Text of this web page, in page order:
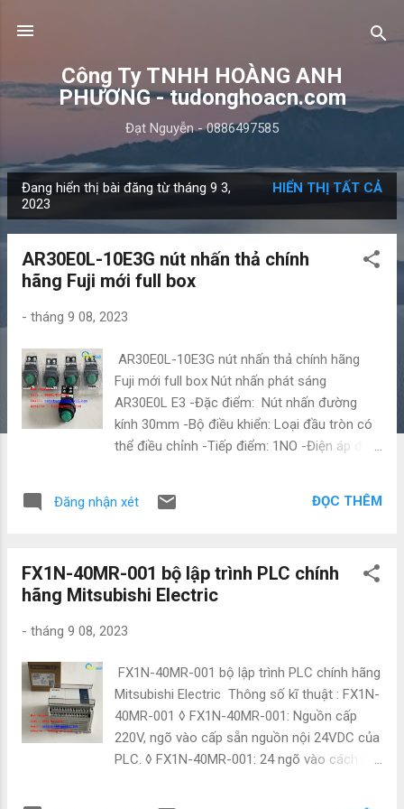
Công Ty TNHH HOÀNG ANH
PHƯƠNG - tudonghoacn.com
Đạt Nguyễn - 0886497585
à
Đang hiển thị bài đăng từ tháng 9 3,
2023
HIỂN THỊ TẤT CẢ
AR30E0L-10E3G nút nhấn thả chính
hãng Fuji mới full box
- tháng 9 08, 2023
AR30E0L-10E3G nút nhấn thả chính hãng
Fuji mới full box Nút nhấn phát sáng
AR30E0L E3 -Đặc điểm: Nút nhấn đường
kính 30mm -Bộ điều khiển: Loại đầu tròn có
thể điều chỉnh -Tiếp điểm: 1NO -Điện áp đèn:
phẩm tương tự : AR30E0L-10E3A AR30E0L-
10E4A AR30E0L-10E4G AR30E0L-10E4R
AR30E0L-10E4S AR30E0L-10E4W AR30E0L-
AR30E0L-10H4B AR30E0L-10H4R AR30E0L-
AR30E0L-10L3R Về chất lượng hàng hóa
chúng tôi cấp : - Cam kết hàng chính hãng
nhập khẩu trực tiếp từ đại lý nhật bản - Giá
cạnh tranh so với thị trường - Bảo hành 12
tháng , lỗi 1 đổi 1 giao hàng toàn quốc - Sản
Đăng nhận xét ĐỌC THÊM
FX1N-40MR-001 bộ lập trình PLC chính
hãng Mitsubishi Electric
- tháng 9 08, 2023
FX1N-40MR-001 bộ lập trình PLC chính hãng
Mitsubishi Electric Thông số kĩ thuật : FX1N-
40MR-001 ◊ FX1N-40MR-001: Nguồn cấp
220V, ngõ vào cấp sẵn nguồn nội 24VDC của
PLC. ◊ FX1N-40MR-001: 24 ngõ vào cách ly/